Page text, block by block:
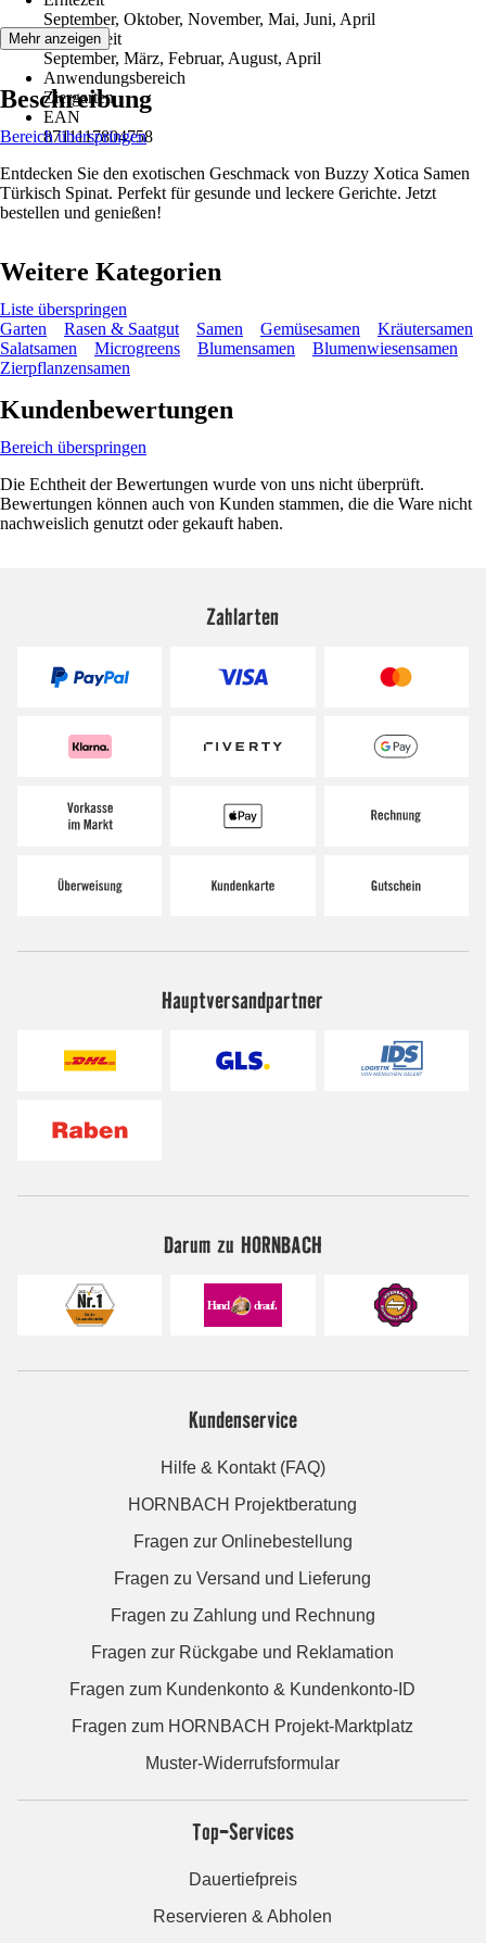
September, Oktober, November, Mai, Juni, April
Aussaatzeit
September, März, Februar, August, April
Anwendungsbereich
Ziergarten
EAN
8711117804758
Mehr anzeigen
Beschreibung
Bereich überspringen
Entdecken Sie den exotischen Geschmack von Buzzy Xotica Samen
Türkisch Spinat. Perfekt für gesunde und leckere Gerichte. Jetzt
bestellen und genießen!
Weitere Kategorien
Liste überspringen
Garten
Rasen & Saatgut Samen Gemüsesamen
Kräutersamen
Salatsamen
Microgreens Blumensamen
Blumenwiesensamen
Zierpflanzensamen
Kundenbewertungen
Bereich überspringen
Die Echtheit der Bewertungen wurde von uns nicht überprüft.
Bewertungen können auch von Kunden stammen, die die Ware nicht
nachweislich genutzt oder gekauft haben.
Zahlarten
Hauptversandpartner
Darum zu HORNBACH
Kundenservice
Hilfe & Kontakt (FAQ)
HORNBACH Projektberatung
Fragen zur Onlinebestellung
Fragen zu Versand und Lieferung
Fragen zu Zahlung und Rechnung
Fragen zur Rückgabe und Reklamation
Fragen zum Kundenkonto & Kundenkonto-ID
Fragen zum HORNBACH Projekt-Marktplatz
Muster-Widerrufsformular
Top-Services
Dauertiefpreis
Reservieren & Abholen